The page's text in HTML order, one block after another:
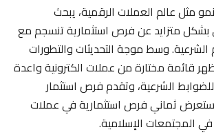
مثل عالم العملات الرقمية، يبحث
بشكل متزايد عن فرص استثمارية تنسجم مع
وسط موجة التحديثات والتطورات
قائمة مختارة من عملات الكترونية واعدة
الشرعية، وتقدم فرص استثمار
ثماني فرص استثمارية في عملات
المجتمعات الإسلامية.